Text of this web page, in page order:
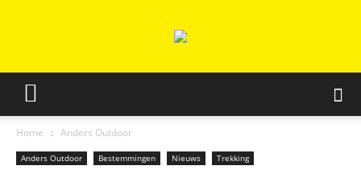
Home Anders Outdoor
Anders Outdoor Bestemmingen Nieuws Trekking